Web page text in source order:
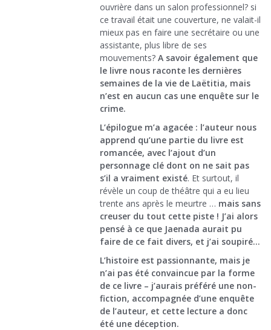
ouvrière dans un salon professionnel? si
ce travail était une couverture, ne valait-il
mieux pas en faire une secrétaire ou une
assistante, plus libre de ses
mouvements? A savoir également que
le livre nous raconte les dernières
semaines de la vie de Laëtitia, mais
n’est en aucun cas une enquête sur le
crime.
L’épilogue m’a agacée : l’auteur nous
apprend qu’une partie du livre est
romancée, avec l’ajout d’un
personnage clé dont on ne sait pas
s’il a vraiment existé. Et surtout, il
révèle un coup de théâtre qui a eu lieu
trente ans après le meurtre … mais sans
creuser du tout cette piste ! J’ai alors
pensé à ce que Jaenada aurait pu
faire de ce fait divers, et j’ai soupiré…
L’histoire est passionnante, mais je
n’ai pas été convaincue par la forme
de ce livre – j’aurais préféré une non-
fiction, accompagnée d’une enquête
de l’auteur, et cette lecture a donc
été une déception.